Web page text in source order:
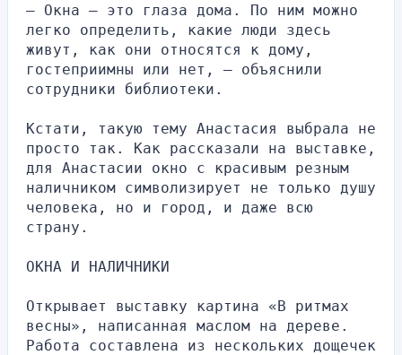
– Окна – это глаза дома. По ним можно
легко определить, какие люди здесь
живут, как они относятся к дому,
гостеприимны или нет, – объяснили
сотрудники библиотеки.
Кстати, такую тему Анастасия выбрала не
просто так. Как рассказали на выставке,
для Анастасии окно с красивым резным
наличником символизирует не только душу
человека, но и город, и даже всю
страну.
ОКНА И НАЛИЧНИКИ
Открывает выставку картина «В ритмах
весны», написанная маслом на дереве.
Работа составлена из нескольких дощечек